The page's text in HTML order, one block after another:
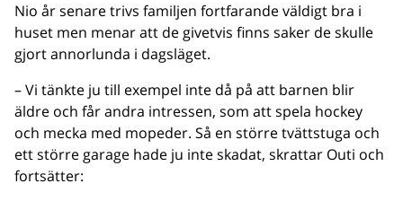
Nio år senare trivs familjen fortfarande väldigt bra i
huset men menar att de givetvis finns saker de skulle
gjort annorlunda i dagsläget.
– Vi tänkte ju till exempel inte då på att barnen blir
äldre och får andra intressen, som att spela hockey
och mecka med mopeder. Så en större tvättstuga och
ett större garage hade ju inte skadat, skrattar Outi och
fortsätter: